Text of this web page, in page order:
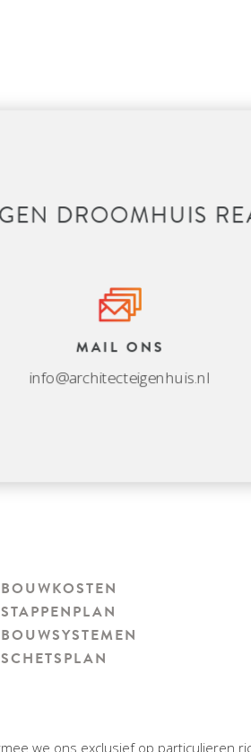
DROOMHUIS
MAIL ONS
info@architecteigenhuis.nl
BOUWKOSTEN
STAPPENPLAN
BOUWSYSTEMEN
SCHETSPLAN
we ons exclusief op particulieren